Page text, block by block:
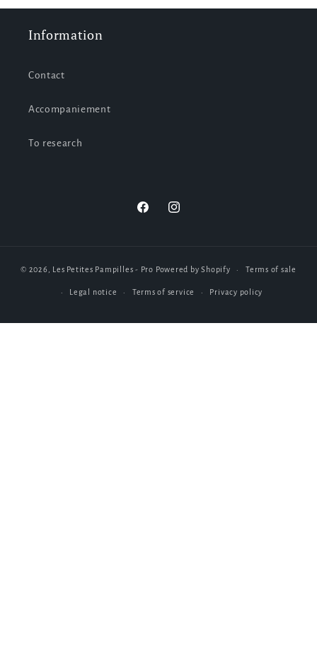
Information
Contact
Accompaniement
To research
FacebookInstagram
© 2026, Les Petites Pampilles - Pro Powered by Shopify Terms of sale
Legal notice Terms of service Privacy policy